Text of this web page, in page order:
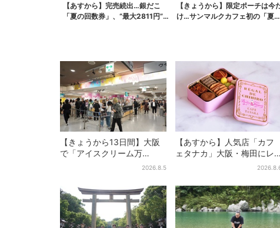
【あすから】完売続出…銀だこ
「夏の回数券」、“最大2811円”お
【きょうから】限定ポーチは今
け…サンマルクカフェ初の「夏福
【きょうから13日間】大阪
で「アイスクリーム万
博」、全国34ブランド・
ソフト」に行列
2026.8.5
【あすから】人気店「カフ
ェタナカ」大阪・梅田にレ
ア商品集結…本店人気パン
夏イベント